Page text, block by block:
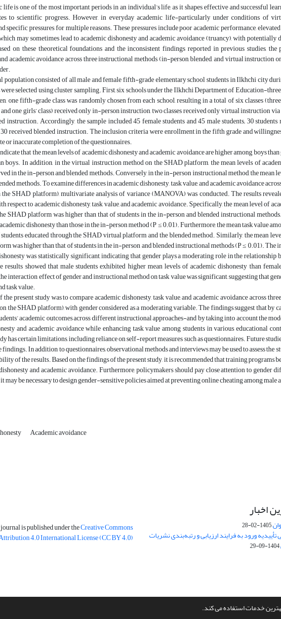
خدمات استفاده می کند.
is one of the most important periods in an individual’s life, as it shapes effective and successful
to scientific progress. However, in everyday academic life-particularly under conditions of
specific pressures for multiple reasons. These pressures include poor academic performance,
may sometimes lead to academic dishonesty and academic avoidance (truancy), with
on these theoretical foundations and the inconsistent findings reported in previous studies,
academic avoidance across three instructional methods (in-person, blended, and virtual
population consisted of all male and female fifth-grade elementary school students in Ilkhchi city
selected using cluster sampling. First, six schools under the Ilkhchi Department of Education-
one fifth-grade class was randomly chosen from each school, resulting in a total of six classes (three
and one girls’ class) received only in-person instruction, two classes received only virtual instruction
instruction. Accordingly, the sample included 45 female students and 45 male students; 30
received blended instruction. The inclusion criteria were enrollment in the fifth grade and
or inaccurate completion of the questionnaires.
that the mean levels of academic dishonesty and academic avoidance are higher among boys
boys. In addition, in the virtual instruction method on the SHAD platform, the mean levels of
in the in-person and blended methods. Conversely, in the in-person instructional method, the mean
methods. To examine differences in academic dishonesty, task value, and academic avoidance
SHAD platform), multivariate analysis of variance (MANOVA) was conducted. The results
respect to academic dishonesty, task value, and academic avoidance. Specifically, the mean level of
SHAD platform was higher than that of students in the in-person and blended instructional
dishonesty than those in the in-person method (P ≤ 0.01). Furthermore, the mean task value
educated through the SHAD virtual platform and the blended method. Similarly, the mean
was higher than that of students in the in-person and blended instructional methods (P ≤ 0.01).
was statistically significant, indicating that gender plays a moderating role in the
results showed that male students exhibited higher mean levels of academic dishonesty than
interaction effect of gender and instructional method on task value was significant, suggesting that
task value.
present study was to compare academic dishonesty, task value, and academic avoidance across
the SHAD platform), with gender considered as a moderating variable. The findings suggest that by
academic outcomes across different instructional approaches-and by taking into account the
and academic avoidance while enhancing task value among students in various educational
has certain limitations, including reliance on self-report measures such as questionnaires. Future
In addition to questionnaires, observational methods and interviews may be used to assess
of the results. Based on the findings of the present study, it is recommended that training programs
and academic avoidance. Furthermore, policymakers should pay close attention to gender
may be necessary to design gender-sensitive policies aimed at preventing online cheating among male
Academic avoidance
اخبار
1405-02-28
تأییدیه ورود به فرایند ارزیابی و رتبه‌بندی نشریات
1404-09-29
is published under theCreative Commons
4.0 International License (CC BY 4.0)
ازسیناوب